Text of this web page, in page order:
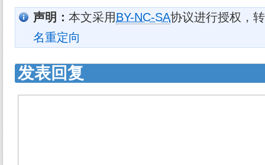
声明： 本文采用BY-NC-SA协议进行授权，
名重定向
发表回复